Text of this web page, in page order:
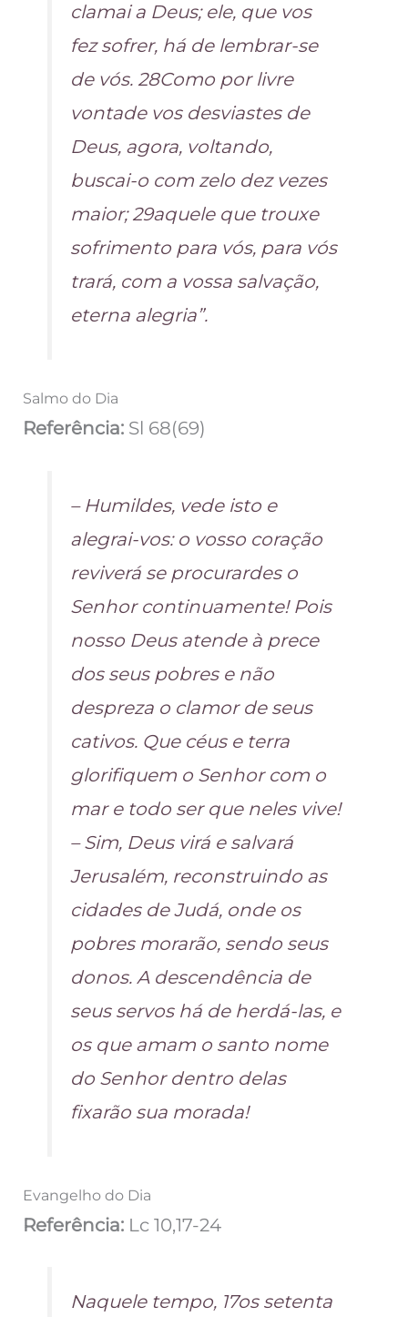
clamai a Deus; ele, que vos
fez sofrer, há de lembrar-se
de vós. 28Como por livre
vontade vos desviastes de
Deus, agora, voltando,
buscai-o com zelo dez vezes
maior; 29aquele que trouxe
sofrimento para vós, para vós
trará, com a vossa salvação,
eterna alegria”.
Salmo do Dia
Referência: Sl 68(69)
– Humildes, vede isto e
alegrai-vos: o vosso coração
reviverá se procurardes o
Senhor continuamente! Pois
nosso Deus atende à prece
dos seus pobres e não
despreza o clamor de seus
cativos. Que céus e terra
glorifiquem o Senhor com o
mar e todo ser que neles vive!
– Sim, Deus virá e salvará
Jerusalém, reconstruindo as
cidades de Judá, onde os
pobres morarão, sendo seus
donos. A descendência de
seus servos há de herdá-las, e
os que amam o santo nome
do Senhor dentro delas
fixarão sua morada!
Evangelho do Dia
Referência: Lc 10,17-24
Naquele tempo, 17os setenta